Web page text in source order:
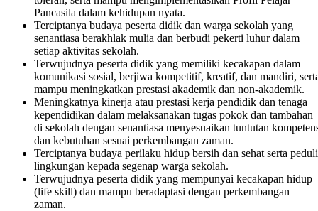
Pancasila dalam kehidupan nyata.
Terciptanya budaya peserta didik dan warga sekolah yang
senantiasa berakhlak mulia dan berbudi pekerti luhur dalam
setiap aktivitas sekolah.
Terwujudnya peserta didik yang memiliki kecakapan dalam
komunikasi sosial, berjiwa kompetitif, kreatif, dan mandiri,
mampu meningkatkan prestasi akademik dan non-akademik.
Meningkatnya kinerja atau prestasi kerja pendidik dan tenaga
kependidikan dalam melaksanakan tugas pokok dan tambahan
di sekolah dengan senantiasa menyesuaikan tuntutan
dan kebutuhan sesuai perkembangan zaman.
Terciptanya budaya perilaku hidup bersih dan sehat serta peduli
lingkungan kepada segenap warga sekolah.
Terwujudnya peserta didik yang mempunyai kecakapan hidup
(life skill) dan mampu beradaptasi dengan perkembangan
zaman.